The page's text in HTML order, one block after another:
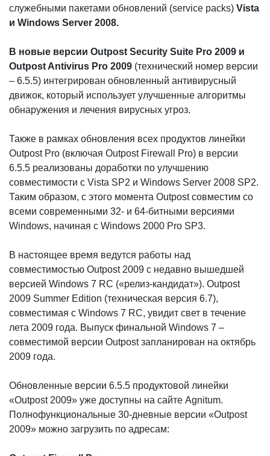
служебными пакетами обновлений (service packs) Vista
и Windows Server 2008.
В новые версии Outpost Security Suite Pro 2009 и
Outpost Antivirus Pro 2009 (технический номер версии
– 6.5.5) интегрирован обновленный антивирусный
движок, который использует улучшенные алгоритмы
обнаружения и лечения вирусных угроз.
Также в рамках обновления всех продуктов линейки
Outpost Pro (включая Outpost Firewall Pro) в версии
6.5.5 реализованы доработки по улучшению
совместимости с Vista SP2 и Windows Server 2008 SP2.
Таким образом, с этого момента Outpost совместим со
всеми современными 32- и 64-битными версиями
Windows, начиная с Windows 2000 Pro SP3.
В настоящее время ведутся работы над
совместимостью Outpost 2009 с недавно вышедшей
версией Windows 7 RC («релиз-кандидат»). Outpost
2009 Summer Edition (техническая версия 6.7),
совместимая с Windows 7 RC, увидит свет в течение
лета 2009 года. Выпуск финальной Windows 7 –
совместимой версии Outpost запланирован на октябрь
2009 года.
Обновленные версии 6.5.5 продуктовой линейки
«Outpost 2009» уже доступны на сайте Agnitum.
Полнофункциональные 30-дневные версии «Outpost
2009» можно загрузить по адресам: